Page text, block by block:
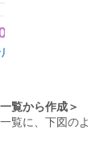
覧から作成＞
覧に、下図のよ